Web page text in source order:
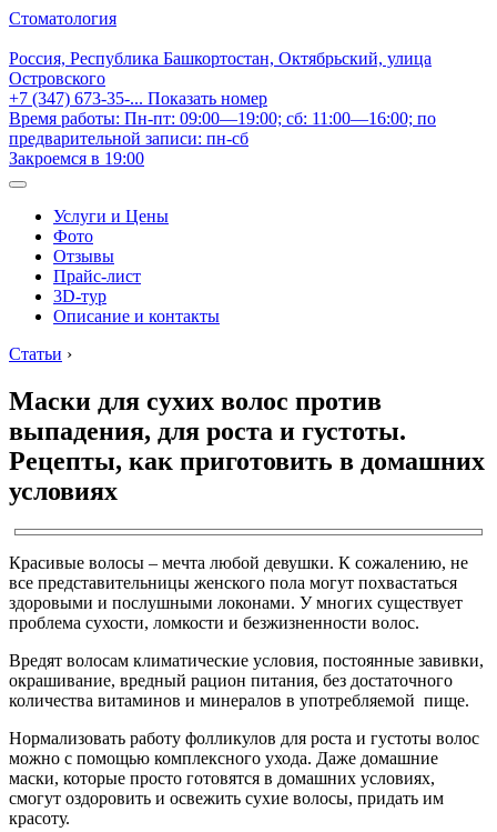
Стоматология
Россия, Республика Башкортостан, Октябрьский, улица
Островского
+7 (347) 673-35-... Показать номер
Время работы: Пн-пт: 09:00—19:00; сб: 11:00—16:00; по
предварительной записи: пн-сб
Закроемся в 19:00
Услуги и Цены
Фото
Отзывы
Прайс-лист
3D-тур
Описание и контакты
Статьи ›
Маски для сухих волос против
выпадения, для роста и густоты.
Рецепты, как приготовить в домашних
условиях
Красивые волосы – мечта любой девушки. К сожалению, не
все представительницы женского пола могут похвастаться
здоровыми и послушными локонами. У многих существует
проблема сухости, ломкости и безжизненности волос.
Вредят волосам климатические условия, постоянные завивки,
окрашивание, вредный рацион питания, без достаточного
количества витаминов и минералов в употребляемой пище.
Нормализовать работу фолликулов для роста и густоты волос
можно с помощью комплексного ухода. Даже домашние
маски, которые просто готовятся в домашних условиях,
смогут оздоровить и освежить сухие волосы, придать им
красоту.